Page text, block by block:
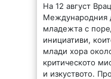
На 12 август
Международния
младежта с
инициативи,
млади хора
критическото
и изкуството.